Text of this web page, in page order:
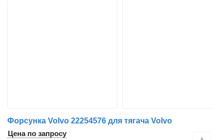
Форсунка Volvo 22254576 для тягача Volvo
Цена по запросу